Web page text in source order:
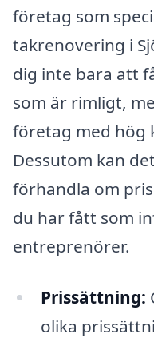
företag som
takrenovering i
dig inte bara att
som är rimligt,
företag med hög
Dessutom kan
förhandla om
du har fått som
entreprenörer.
Prissättning:
olika